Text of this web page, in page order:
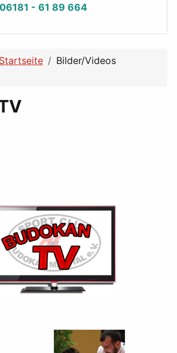
06181 - 61 89 664
Startseite
Bilder/Videos